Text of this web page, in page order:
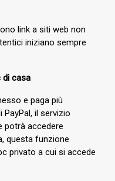
link a siti web non
iniziano sempre
di casa
e paga più
PayPal, il servizio
potrà accedere
questa funzione
privato a cui si accede